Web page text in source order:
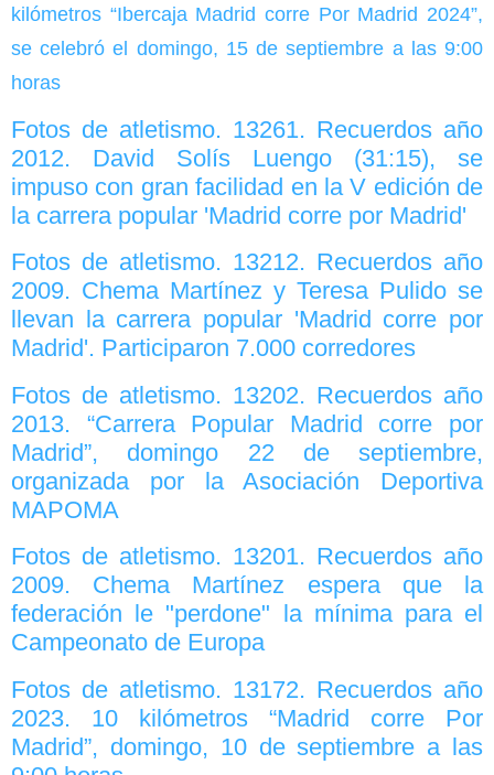
kilómetros “Ibercaja Madrid corre Por Madrid 2024”,
se celebró el domingo, 15 de septiembre a las 9:00
horas
Fotos de atletismo. 13261. Recuerdos año
2012. David Solís Luengo (31:15), se
impuso con gran facilidad en la V edición de
la carrera popular 'Madrid corre por Madrid'
Fotos de atletismo. 13212. Recuerdos año
2009. Chema Martínez y Teresa Pulido se
llevan la carrera popular 'Madrid corre por
Madrid'. Participaron 7.000 corredores
Fotos de atletismo. 13202. Recuerdos año
2013. “Carrera Popular Madrid corre por
Madrid”, domingo 22 de septiembre,
organizada por la Asociación Deportiva
MAPOMA
Fotos de atletismo. 13201. Recuerdos año
2009. Chema Martínez espera que la
federación le "perdone" la mínima para el
Campeonato de Europa
Fotos de atletismo. 13172. Recuerdos año
2023. 10 kilómetros “Madrid corre Por
Madrid”, domingo, 10 de septiembre a las